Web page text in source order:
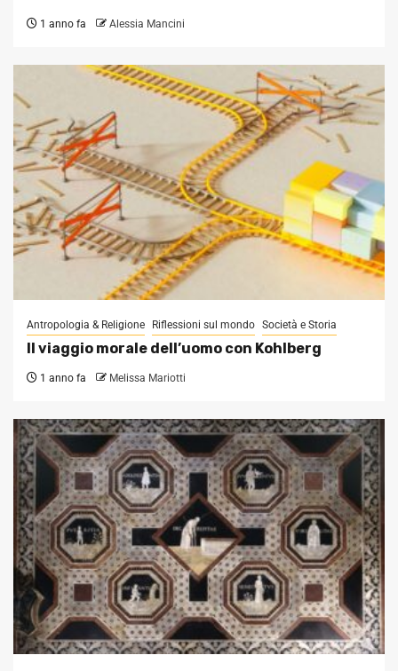
1 anno fa Alessia Mancini
Antropologia & Religione Riflessioni sul mondo Società e Storia
Il viaggio morale dell’uomo con Kohlberg
1 anno fa Melissa Mariotti